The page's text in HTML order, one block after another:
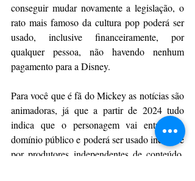
conseguir mudar novamente a legislação, o
rato mais famoso da cultura pop poderá ser
usado, inclusive financeiramente, por
qualquer pessoa, não havendo nenhum
pagamento para a Disney.
Para você que é fã do Mickey as notícias são
animadoras, já que a partir de 2024 tudo
indica que o personagem vai entrar em
domínio público e poderá ser usado inclusive
por produtores independentes de conteúdo,